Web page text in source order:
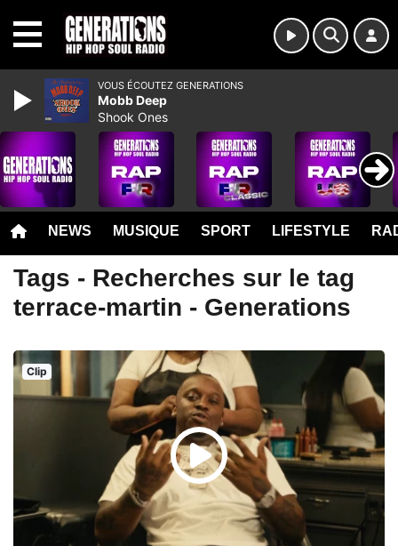
NEWS MUSIQUE SPORT LIFESTYLE
Tags - Recherches sur le tag
terrace-martin - Generations
Clip
VOUS ÉCOUTEZ GENERATIONS
Mobb Deep
Shook Ones